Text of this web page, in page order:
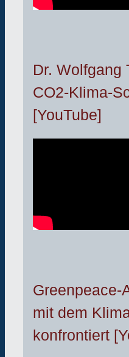
Dr. Wolfgang
CO2-Klima-
[YouTube]
Greenpeace-
mit dem
konfrontiert